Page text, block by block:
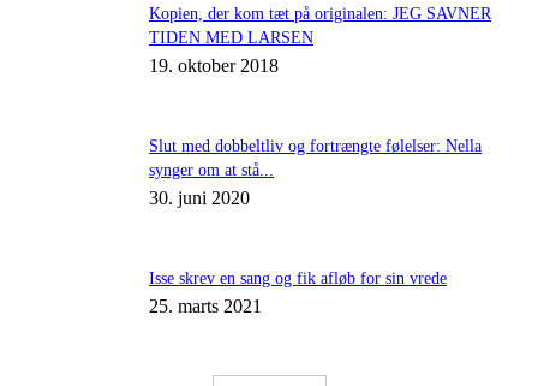
Kopien, der kom tæt på originalen: JEG SAVNER
TIDEN MED LARSEN
19. oktober 2018
Slut med dobbeltliv og fortrængte følelser: Nella
synger om at stå...
30. juni 2020
Isse skrev en sang og fik afløb for sin vrede
25. marts 2021